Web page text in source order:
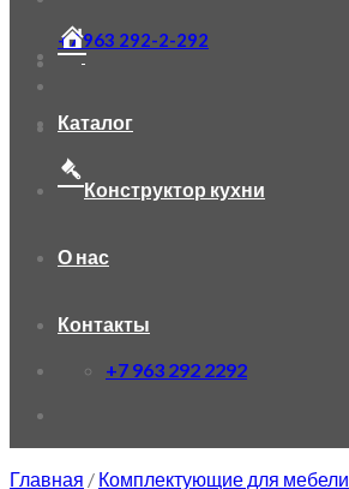
+7 963 292-2-292
Каталог
Конструктор кухни
О нас
Контакты
+7 963 292 2292
Главная / Комплектующие для мебели